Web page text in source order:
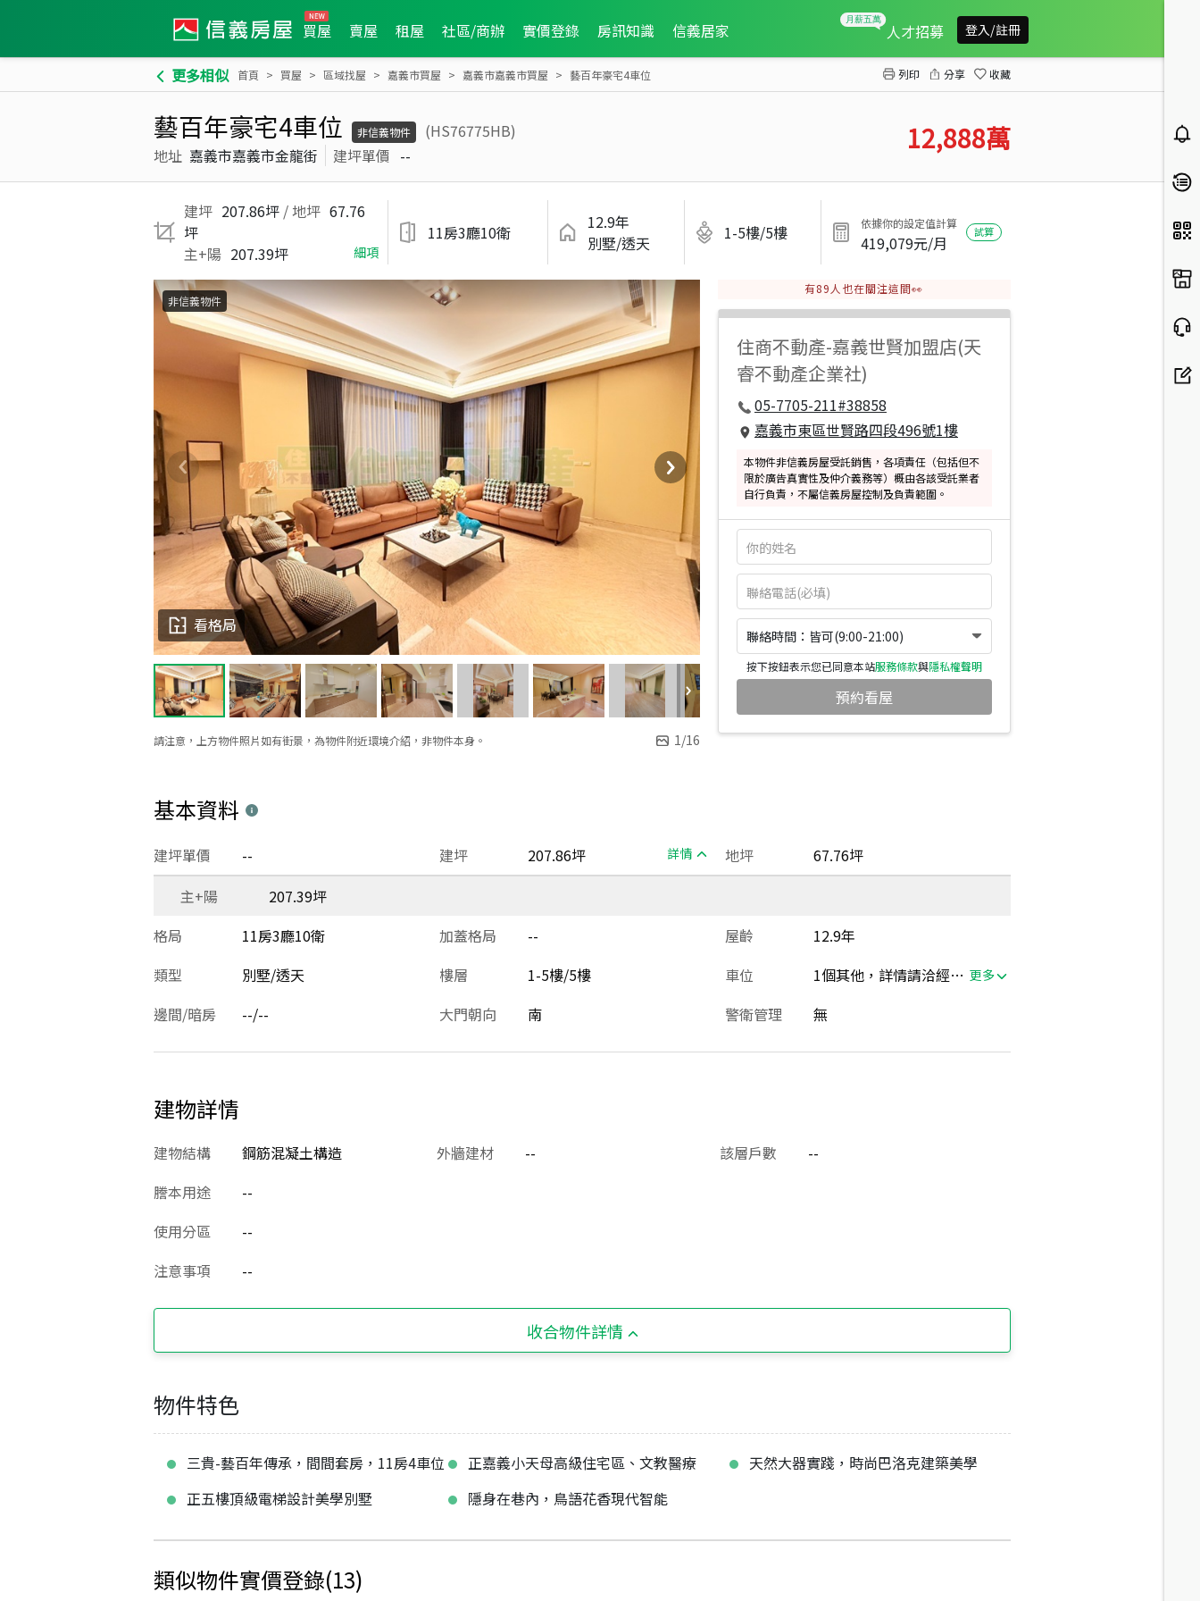
買屋 賣屋 租屋 社區/商辦 實價登錄 房訊知識 信義居家 人才招募 登入/註冊
更多相似 首頁 買屋 區域找屋 嘉義市買屋 嘉義市嘉義市買屋 藝百年豪宅4車位 列印 分享 收藏
藝百年豪宅4車位 非信義物件
(HS76775HB)
地址 嘉義市嘉義市金龍街 建坪單價 -- 12,888萬
建坪 207.86坪 / 地坪 67.76
坪
主+陽 207.39坪 細項
11房3廳10衛
12.9年
別墅/透天
1-5樓/5樓 依據你的設定值計算
419,079元/月
試算
請注意，上方物件照片如有街景，為物件附近環境介紹，非物件本身。 1/16
看格局
非信義物件
有89 人也在關注這間👀
住商不動產-嘉義世賢加盟店(天
睿不動產企業社)
05-7705-211#38858
嘉義市東區世賢路四段496號1樓
本物件非信義房屋受託銷售，各項責任（包括但不
限於廣告真實性及仲介義務等）概由各該受託業者
自行負責，不屬信義房屋控制及負責範圍。
聯絡時間：皆可(9:00-21:00)
按下按鈕表示您已同意本站服務條款與隱私權聲明
預約看屋
基本資料
建坪 207.86坪 詳情
建坪單價 -- 地坪
67.76坪
主+陽
207.39坪
格局
11房3廳10衛 加蓋格局 -- 屋齡
12.9年
類型
別墅/透天 樓層 1-5樓/5樓 車位 1個其他，詳情請洽經紀人員 更多
邊間/暗房 --/-- 大門朝向 南 警衛管理 無
建物詳情
建物結構 鋼筋混凝土構造 外牆建材 -- 該層戶數
--
謄本用途
--
使用分區
--
注意事項
--
收合物件詳情
物件特色
三貴-藝百年傳承，間間套房，11房4車位 正嘉義小天母高級住宅區、文教醫療
天然大器實踐，時尚巴洛克建築美學
正五樓頂級電梯設計美學別墅
隱身在巷內，鳥語花香現代智能
類似物件實價登錄(13)